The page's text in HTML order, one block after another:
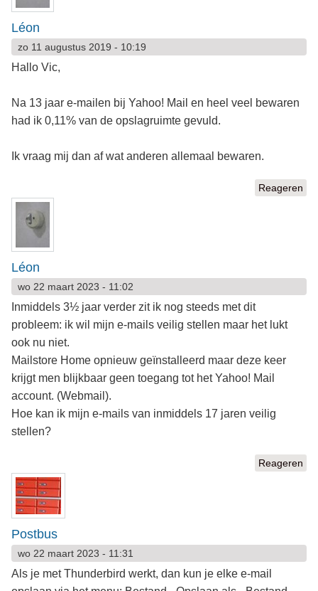
Léon
zo 11 augustus 2019 - 10:19
Hallo Vic,
Na 13 jaar e-mailen bij Yahoo! Mail en heel veel bewaren
had ik 0,11% van de opslagruimte gevuld.
Ik vraag mij dan af wat anderen allemaal bewaren.
Reageren
Léon
wo 22 maart 2023 - 11:02
Inmiddels 3½ jaar verder zit ik nog steeds met dit
probleem: ik wil mijn e-mails veilig stellen maar het lukt
ook nu niet.
Mailstore Home opnieuw geïnstalleerd maar deze keer
krijgt men blijkbaar geen toegang tot het Yahoo! Mail
account. (Webmail).
Hoe kan ik mijn e-mails van inmiddels 17 jaren veilig
stellen?
Reageren
Postbus
wo 22 maart 2023 - 11:31
Als je met Thunderbird werkt, dan kun je elke e-mail